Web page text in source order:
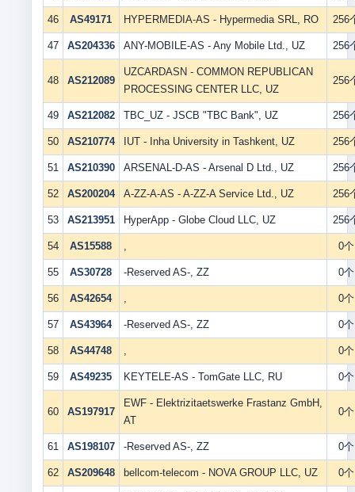
46 AS49171 HYPERMEDIA-AS - Hypermedia SRL, RO 256
47 AS204336 ANY-MOBILE-AS - Any Mobile Ltd., UZ 256
48 AS212089
UZCARDASN - COMMON REPUBLICAN
PROCESSING CENTER LLC, UZ
256
49 AS212082 TBC_UZ - JSCB "TBC Bank", UZ 256
50 AS210774 IUT - Inha University in Tashkent, UZ 256
51 AS210390 ARSENAL-D-AS - Arsenal D Ltd., UZ 256
52 AS200204 A-ZZ-A-AS - A-ZZ-A Service Ltd., UZ 256
53 AS213951 HyperApp - Globe Cloud LLC, UZ 256
54 AS15588 , 0个
55 AS30728 -Reserved AS-, ZZ 0个
56 AS42654 , 0个
57 AS43964 -Reserved AS-, ZZ 0个
58 AS44748 , 0个
59 AS49235 KEYTELE-AS - TomGate LLC, RU 0个
60 AS197917
EWF - Elektrizitaetswerke Frastanz GmbH,
AT
0个
61 AS198107 -Reserved AS-, ZZ 0个
62 AS209648 bellcom-telecom - NOVA GROUP LLC, UZ 0个